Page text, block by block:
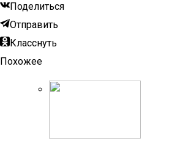
Поделиться
Отправить
Класснуть
Похожее